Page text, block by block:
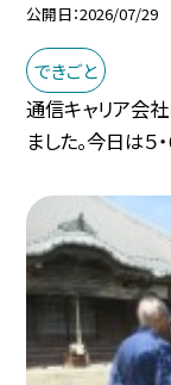
公開日 2026/07/29
できごと
通信キャリア会
ました。今日は５